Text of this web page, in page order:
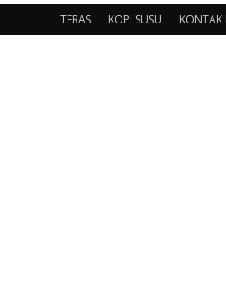
TERAS KOPI SUSU KONTAK